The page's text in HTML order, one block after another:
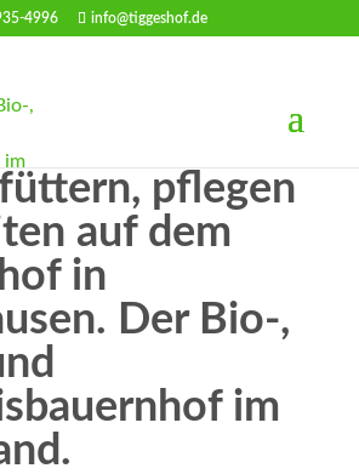
4996 info@tiggeshof.de
pflegen
auf dem
in
Der Bio-,
im